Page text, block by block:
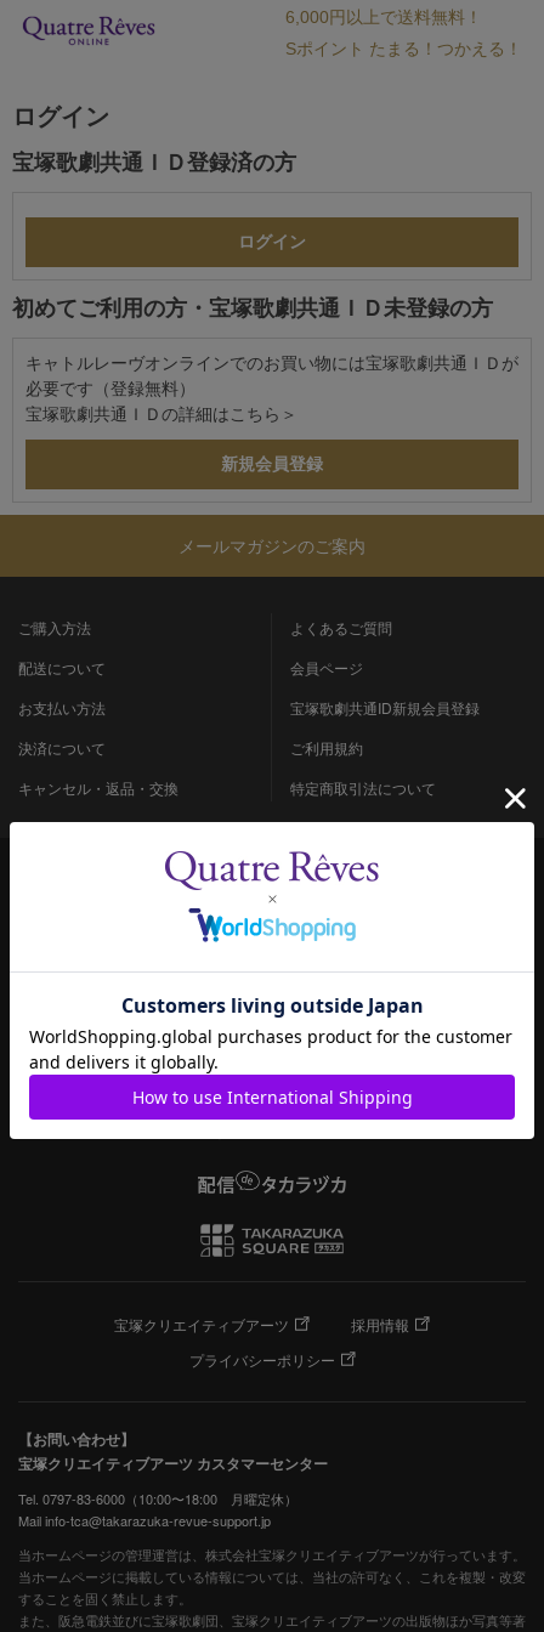
6,000円以上で送料無料！
Sポイント たまる！つかえる！
ログイン
宝塚歌劇共通ＩＤ登録済の方
初めてご利用の方・宝塚歌劇共通ＩＤ未登録の方
キャトルレーヴオンラインでのお買い物には宝塚歌劇共通ＩＤが
必要です（登録無料）
宝塚歌劇共通ＩＤの詳細は こちら＞
メールマガジンのご案内
ご購入方法
配送について
お支払い方法
決済について
キャンセル・返品・交換
よくあるご質問
会員ページ
宝塚歌劇共通ID新規会員登録
ご利用規約
特定商取引法について
宝塚クリエイティブアーツ
採用情報
プライバシーポリシー
【お問い合わせ】
宝塚クリエイティブアーツ カスタマーセンター
Tel. 0797-83-6000（10:00〜18:00 月曜定休）
Mail info-tca@takarazuka-revue-support.jp
当ホームページの管理運営は、株式会社宝塚クリエイティブアーツが行っています。
当ホームページに掲載している情報については、当社の許可なく、これを複製・改変
することを固く禁止します。
また、阪急電鉄並びに宝塚歌劇団、宝塚クリエイティブアーツの出版物ほか写真等著